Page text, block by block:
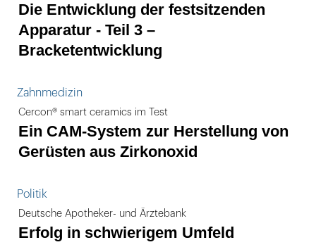
Die Entwicklung der festsitzenden
Apparatur - Teil 3 –
Bracketentwicklung
Zahnmedizin
Cercon® smart ceramics im Test
Ein CAM-System zur Herstellung von
Gerüsten aus Zirkonoxid
Politik
Deutsche Apotheker- und Ärztebank
Erfolg in schwierigem Umfeld